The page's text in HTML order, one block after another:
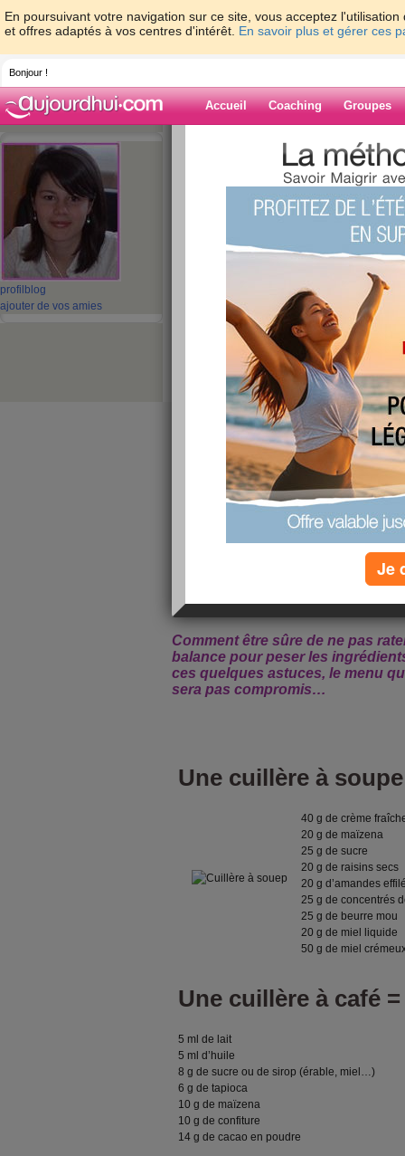
En poursuivant votre navigation sur ce site, vous acceptez
et offres adaptés à vos centres d'intérêt. En savoir plus et gérer ces
Bonjour !
Accueil Coaching Groupes
profil blog
ajouter de vos amies
> aureliebaudouin
Blog de
Comment peser
balance ?
publié le 03/02/2008 à 17:16
Comment être sûre de ne pas
balance pour peser les
ces quelques astuces, le menu
sera pas compromis…
Une cuillère à
40 g de crème
20 g de maïzena
25 g de sucre
20 g de raisins secs
20 g d’amandes
25 g de concentrés
25 g de beurre mou
20 g de miel liquide
50 g de miel
Une cuillère à café
5 ml de lait
5 ml d’huile
8 g de sucre ou de sirop (érable, miel…)
6 g de tapioca
10 g de maïzena
10 g de confiture
14 g de cacao en poudre
Je